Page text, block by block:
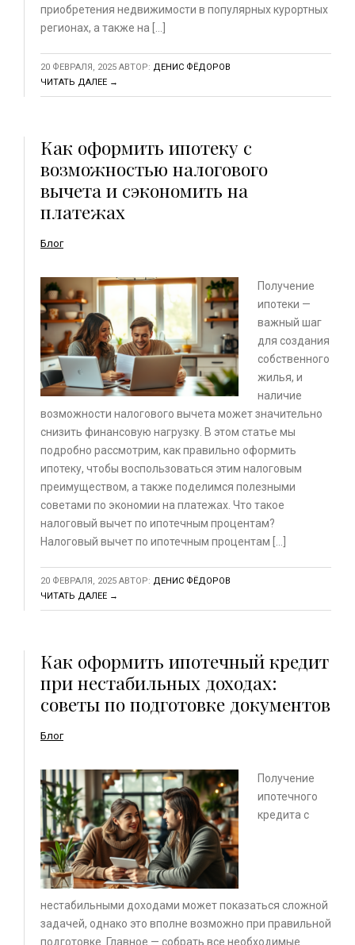
приобретения недвижимости в популярных курортных
регионах, а также на […]
20 ФЕВРАЛЯ, 2025 АВТОР: ДЕНИС ФЁДОРОВ
ЧИТАТЬ ДАЛЕЕ →
Как оформить ипотеку с
возможностью налогового
вычета и сэкономить на
платежах
Блог
Получение
ипотеки —
важный шаг
для создания
собственного
жилья, и
наличие
возможности налогового вычета может значительно
снизить финансовую нагрузку. В этом статье мы
подробно рассмотрим, как правильно оформить
ипотеку, чтобы воспользоваться этим налоговым
преимуществом, а также поделимся полезными
советами по экономии на платежах. Что такое
налоговый вычет по ипотечным процентам?
Налоговый вычет по ипотечным процентам […]
20 ФЕВРАЛЯ, 2025 АВТОР: ДЕНИС ФЁДОРОВ
ЧИТАТЬ ДАЛЕЕ →
Как оформить ипотечный кредит
при нестабильных доходах:
советы по подготовке документов
Блог
Получение
ипотечного
кредита с
нестабильными доходами может показаться сложной
задачей, однако это вполне возможно при правильной
подготовке. Главное — собрать все необходимые